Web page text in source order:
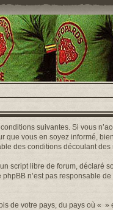
suivantes. Si vous
que vous en soyez informé,
des conditions découlant
script libre de forum, déclaré
n’est pas responsable
de votre pays, du pays où «